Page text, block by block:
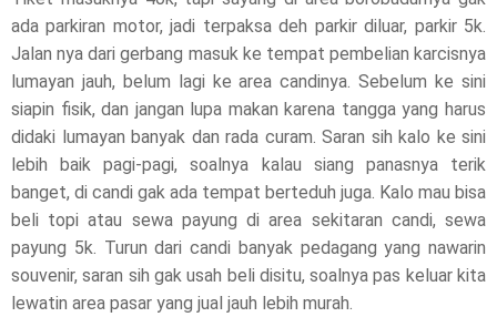
ada parkiran motor, jadi terpaksa deh parkir diluar, parkir 5k.
Jalan nya dari gerbang masuk ke tempat pembelian karcisnya
lumayan jauh, belum lagi ke area candinya. Sebelum ke sini
siapin fisik, dan jangan lupa makan karena tangga yang harus
didaki lumayan banyak dan rada curam. Saran sih kalo ke sini
lebih baik pagi-pagi, soalnya kalau siang panasnya terik
banget, di candi gak ada tempat berteduh juga. Kalo mau bisa
beli topi atau sewa payung di area sekitaran candi, sewa
payung 5k. Turun dari candi banyak pedagang yang nawarin
souvenir, saran sih gak usah beli disitu, soalnya pas keluar kita
lewatin area pasar yang jual jauh lebih murah.